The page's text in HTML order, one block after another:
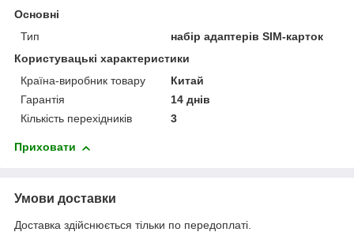
Основні
Тип
набір адаптерів SIM-карток
Користувацькі характеристики
Країна-виробник товару
Китай
Гарантія
14 днів
Кількість перехідників
3
Приховати
Умови доставки
Доставка здійснюється тільки по передоплаті.